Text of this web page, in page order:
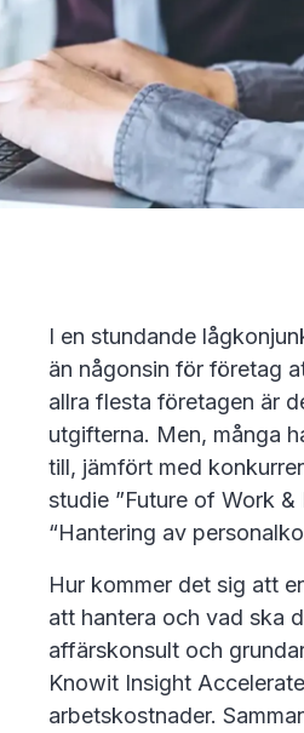
I en stundande
än någonsin för företag
allra flesta företagen är
utgifterna. Men, många
till, jämfört med
studie ”Future of Work
“Hantering av
Hur kommer det sig att
att hantera och vad ska
affärskonsult och
Knowit Insight
arbetskostnader.